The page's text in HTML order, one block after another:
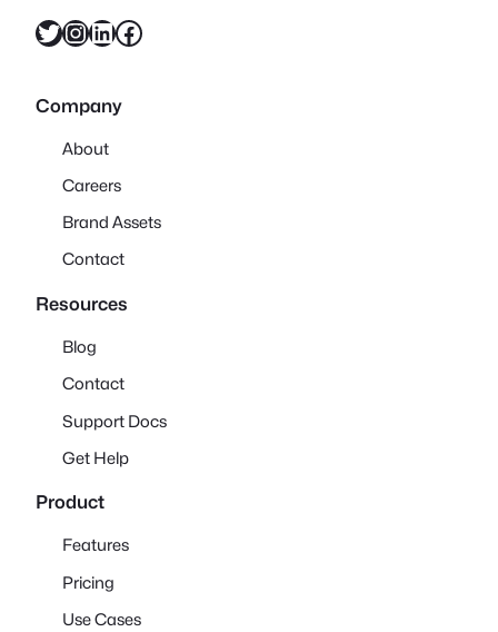
Twitter InstagramLinkedIn Facebook
Company
About
Careers
Brand Assets
Contact
Resources
Blog
Contact
Support Docs
Get Help
Product
Features
Pricing
Use Cases